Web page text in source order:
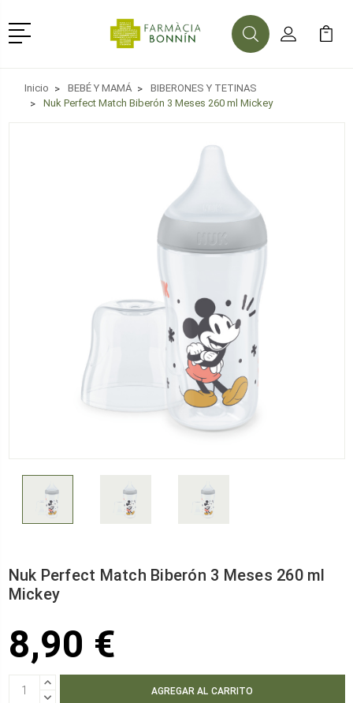
Menú
BuscarMi Cuenta
Mi
Inicio BEBÉ Y MAMÁ
BIBERONES Y TETINAS
Nuk Perfect Match Biberón 3 Meses 260 ml Mickey
Nuk Perfect Match Biberón 3 Meses 260 ml
Mickey
8,90 €
AUMENTAR
CANTIDAD:
DISMINUIR